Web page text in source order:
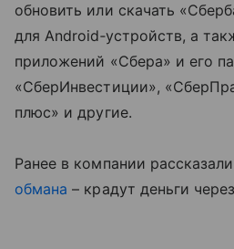
обновить или скачать
для Android‑устройств, а
приложений «Сбера» и его
«СберИнвестиции»,
плюс» и другие.
Ранее в компании
обмана – крадут деньги